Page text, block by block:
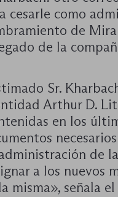
cesarle como
de
de la
Sr.
Arthur D.
en los
de
a los nuevos
misma», señala